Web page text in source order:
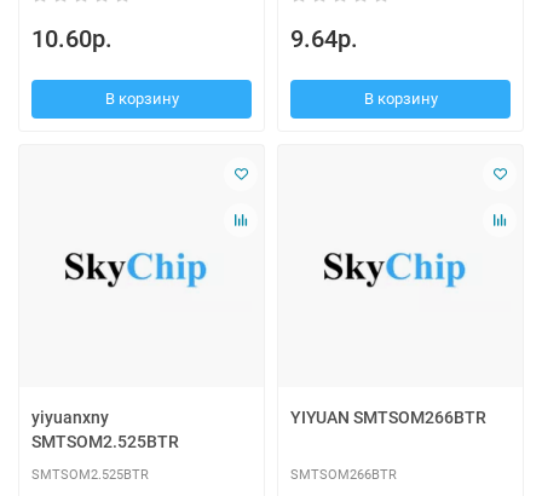
10.60р.
В корзину
9.64р.
В корзину
yiyuanxny
SMTSOM2.525BTR
SMTSOM2.525BTR
YIYUAN SMTSOM266BTR
SMTSOM266BTR